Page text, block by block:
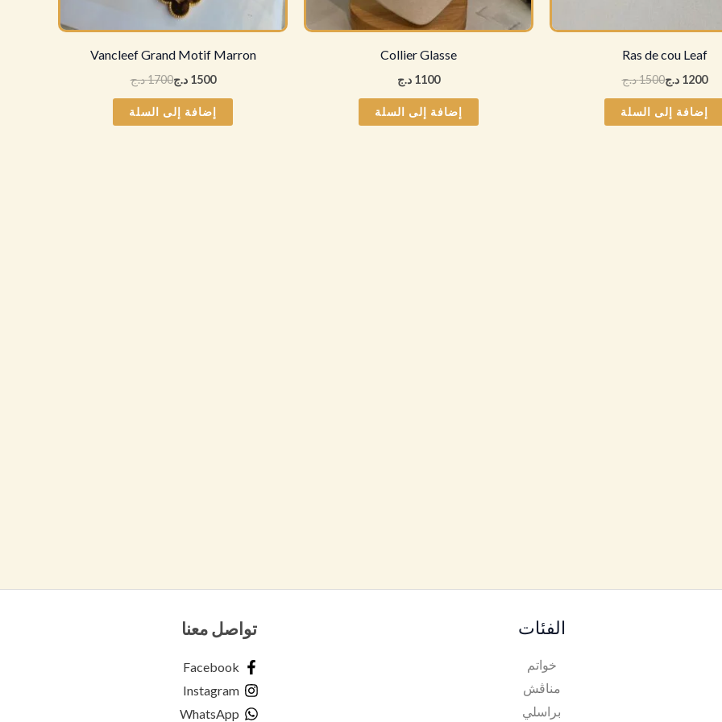
Ras de cou Leaf
1500د.ج 1200 د.ج
إضافة إلى السلة
Collier Glasse
1100 د.ج
إضافة إلى السلة
Vancleef Grand Motif Marron
1700د.ج 1500 د.ج
إضافة إلى السلة
الفئات
خواتم
مناڨش
براسلي
تواصل معنا
Facebook
Instagram
WhatsApp